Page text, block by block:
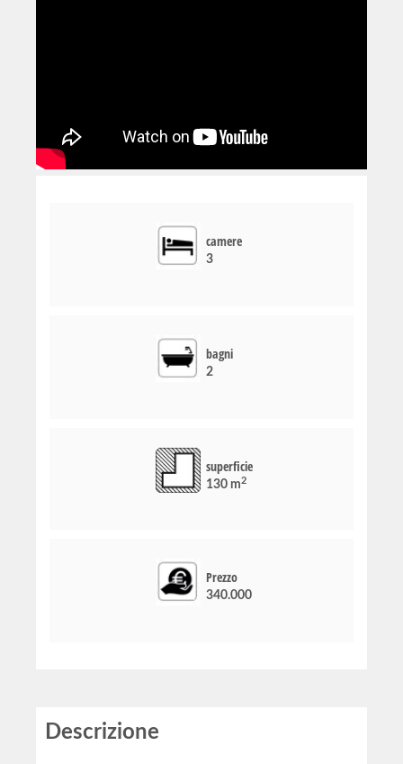
camere
3
bagni
2
superficie
130 m2
Prezzo
340.000
Descrizione